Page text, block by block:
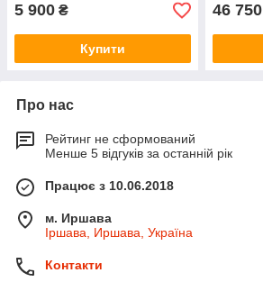
5 900 ₴
Купити
46 750
Про нас
Рейтинг не сформований
Менше 5 відгуків за останній рік
Працює з 10.06.2018
м. Иршава
Іршава, Иршава, Україна
Контакти